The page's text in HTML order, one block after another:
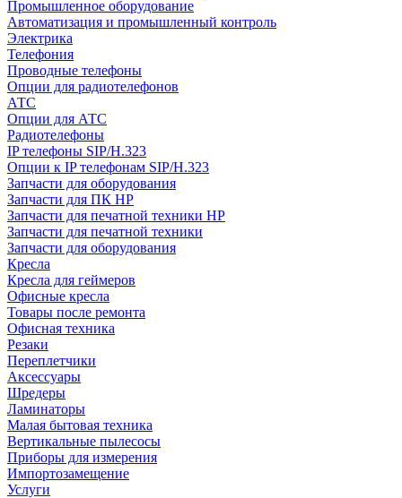
Промышленное оборудование
Автоматизация и промышленный контроль
Электрика
Телефония
Проводные телефоны
Опции для радиотелефонов
АТС
Опции для АТС
Радиотелефоны
IP телефоны SIP/H.323
Опции к IP телефонам SIP/H.323
Запчасти для оборудования
Запчасти для ПК HP
Запчасти для печатной техники HP
Запчасти для печатной техники
Запчасти для оборудования
Кресла
Кресла для геймеров
Офисные кресла
Товары после ремонта
Офисная техника
Резаки
Переплетчики
Аксессуары
Шредеры
Ламинаторы
Малая бытовая техника
Вертикальные пылесосы
Приборы для измерения
Импортозамещение
Услуги